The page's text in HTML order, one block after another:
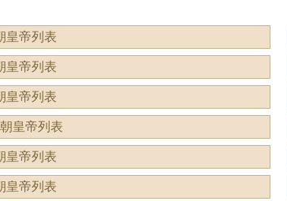
吗？用来形容什么？
皇帝列表
皇帝列表
皇帝列表
皇帝列表
皇帝列表
皇帝列表